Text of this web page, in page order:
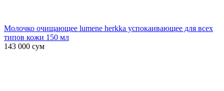
Молочко очищающее lumene herkka успокаивающее для всех
типов кожи 150 мл
143 000 сум